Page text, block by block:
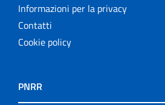
Informazioni per la privacy
Contatti
Cookie policy
PNRR